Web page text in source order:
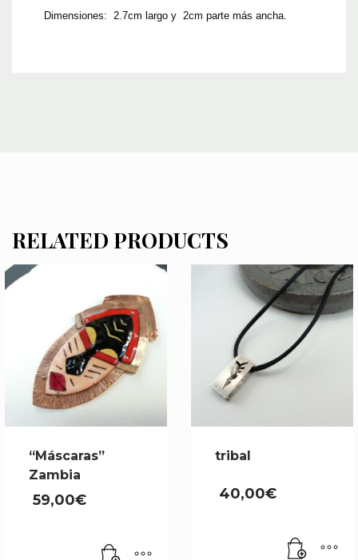
Dimensiones: 2.7cm largo y 2cm parte más ancha.
RELATED PRODUCTS
“Máscaras”
Zambia
59,00€
tribal
40,00€